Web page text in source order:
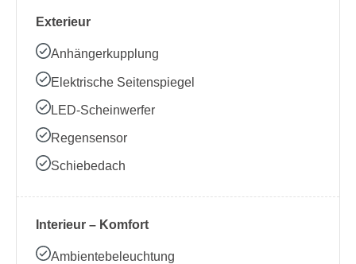
Exterieur
Anhängerkupplung
Elektrische Seitenspiegel
LED-Scheinwerfer
Regensensor
Schiebedach
Interieur – Komfort
Ambientebeleuchtung